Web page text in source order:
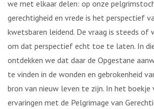
we met elkaar delen: op onze
gerechtigheid en vrede is het perspectief
kwetsbaren leidend. De vraag is steeds
om dat perspectief echt toe te laten. In
ontdekken we dat daar de Opgestane
te vinden in de wonden en gebrokenheid
bron van nieuw leven te zijn. In het boekje
ervaringen met de Pelgrimage van